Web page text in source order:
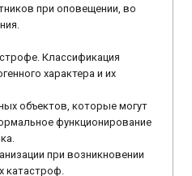
при оповещении, во
Классификация
характера и их
объектов, которые могут
функционирование
при возникновении
катастроф.